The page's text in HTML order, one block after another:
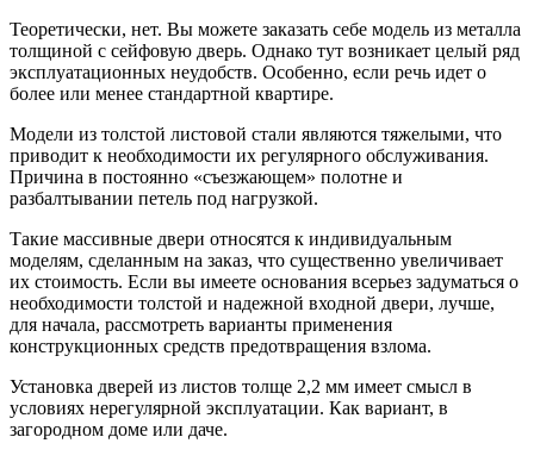
Теоретически, нет. Вы можете заказать себе модель из металла
толщиной с сейфовую дверь. Однако тут возникает целый ряд
эксплуатационных неудобств. Особенно, если речь идет о
более или менее стандартной квартире.
Модели из толстой листовой стали являются тяжелыми, что
приводит к необходимости их регулярного обслуживания.
Причина в постоянно «съезжающем» полотне и
разбалтывании петель под нагрузкой.
Такие массивные двери относятся к индивидуальным
моделям, сделанным на заказ, что существенно увеличивает
их стоимость. Если вы имеете основания всерьез задуматься о
необходимости толстой и надежной входной двери, лучше,
для начала, рассмотреть варианты применения
конструкционных средств предотвращения взлома.
Установка дверей из листов толще 2,2 мм имеет смысл в
условиях нерегулярной эксплуатации. Как вариант, в
загородном доме или даче.